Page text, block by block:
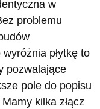
w
problemu
płytkę to
pozwalające
pole do popisu
kilka złącz